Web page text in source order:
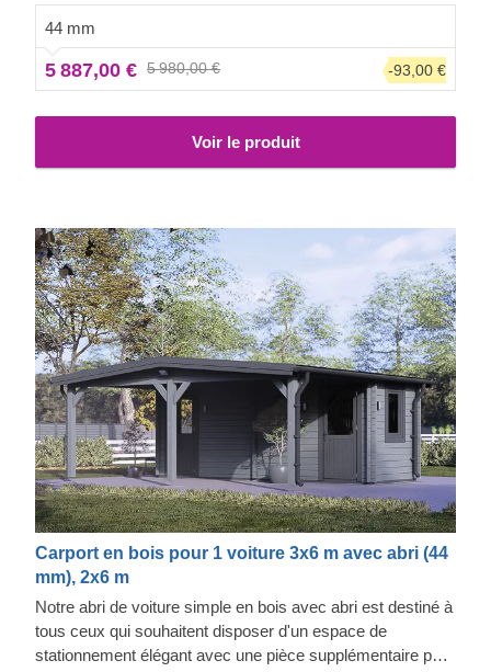
d'espace, et une solide protection pour votre voiture tout au
long de la journée ou de la nuit. C'est un achat que vous ne
regretterez pas.
44 mm
5 887,00 € 5 980,00 € -93,00 €
Voir le produit
Carport en bois pour 1 voiture 3x6 m avec abri (44
mm), 2x6 m
Notre abri de voiture simple en bois avec abri est destiné à
tous ceux qui souhaitent disposer d'un espace de
stationnement élégant avec une pièce supplémentaire pour